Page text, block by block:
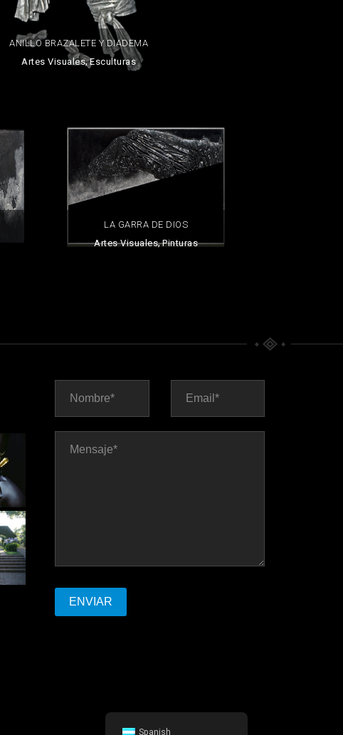
ANILLO BRAZALETE Y DIADEMA
Artes Visuales,Esculturas
LA GARRA DE DIOS
Artes Visuales,Pinturas
Spanish